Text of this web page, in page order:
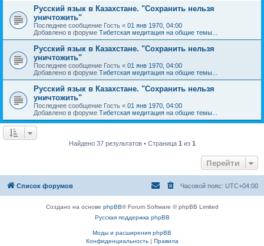
Русский язык в Казахстане. "Сохранить нельзя
уничтожить"
Последнее сообщение Гость « 01 янв 1970, 04:00
Добавлено в форуме Тибетская медитация на общие темы...
Русский язык в Казахстане. "Сохранить нельзя
уничтожить"
Последнее сообщение Гость « 01 янв 1970, 04:00
Добавлено в форуме Тибетская медитация на общие темы...
Русский язык в Казахстане. "Сохранить нельзя
уничтожить"
Последнее сообщение Гость « 01 янв 1970, 04:00
Добавлено в форуме Тибетская медитация на общие темы...
Найдено 37 результатов • Страница 1 из 1
Перейти
Список форумов Часовой пояс: UTC+04:00
Создано на основе phpBB® Forum Software © phpBB Limited
Русская поддержка phpBB
Моды и расширения phpBB
Конфиденциальность| Правила